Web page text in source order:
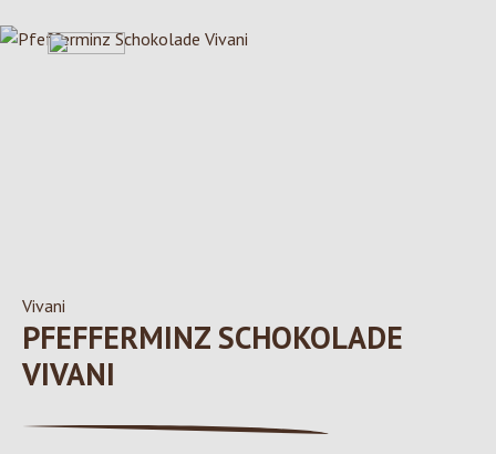
Bildergalerie überspringen
Vivani
PFEFFERMINZ SCHOKOLADE
VIVANI